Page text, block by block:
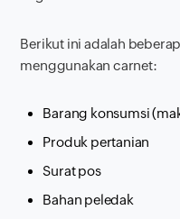
Berikut ini adalah
menggunakan carnet:
Barang konsumsi
Produk pertanian
Surat pos
Bahan peledak